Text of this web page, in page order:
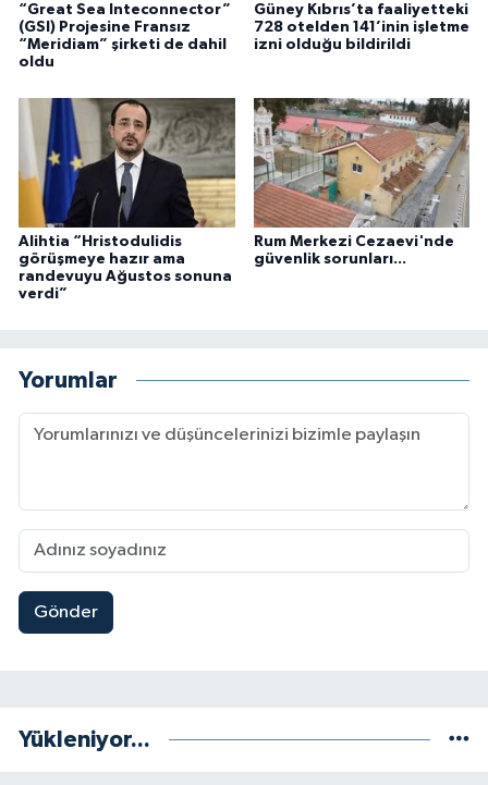
“Great Sea Inteconnector”
(GSI) Projesine Fransız
“Meridiam” şirketi de dahil
oldu
Güney Kıbrıs’ta faaliyetteki
728 otelden 141’inin işletme
izni olduğu bildirildi
Alihtia “Hristodulidis
görüşmeye hazır ama
randevuyu Ağustos sonuna
verdi”
Rum Merkezi Cezaevi'nde
güvenlik sorunları...
Yorumlar
Gönder
Yükleniyor...